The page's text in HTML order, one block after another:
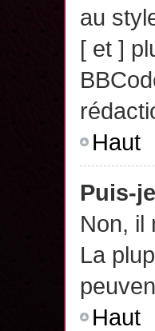
au
[ et ]
Haut
Puis-
Non, il
La
Haut